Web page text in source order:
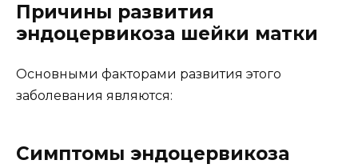
Причины развития
эндоцервикоза шейки матки
Основными факторами развития этого
заболевания являются:
Симптомы эндоцервикоза